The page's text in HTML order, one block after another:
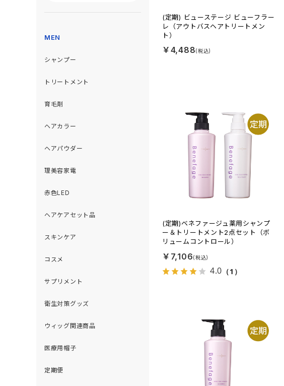
MEN
シャンプー
トリートメント
育毛剤
ヘアカラー
ヘアパウダー
理美容家電
赤色LED
ヘアケアセット品
スキンケア
コスメ
サプリメント
衛生対策グッズ
ウィッグ関連商品
医療用帽子
定期便
(定期) ビューステージ ビューフラー
レ（アウトバスヘアトリートメン
ト）
￥4,488
(定期)ベネファージュ薬用シャンプ
ー＆トリートメント2点セット（ボ
リュームコントロール）
￥7,106
4.0 （1）